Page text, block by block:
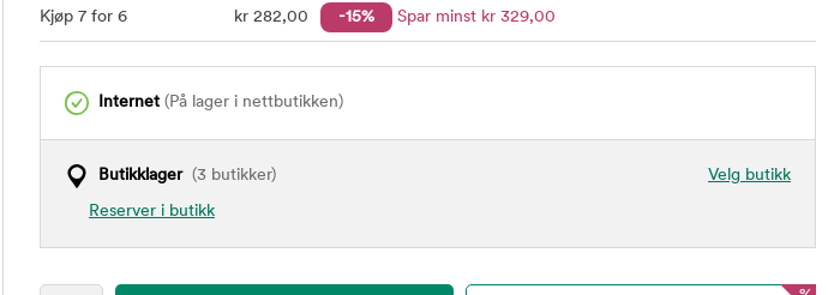
Kjøp 7 for 6 kr 282,00 -15% Spar minst kr 329,00
Internet (På lager i nettbutikken)
Velg butikk
Butikklager(3 butikker)
Reserver i butikk